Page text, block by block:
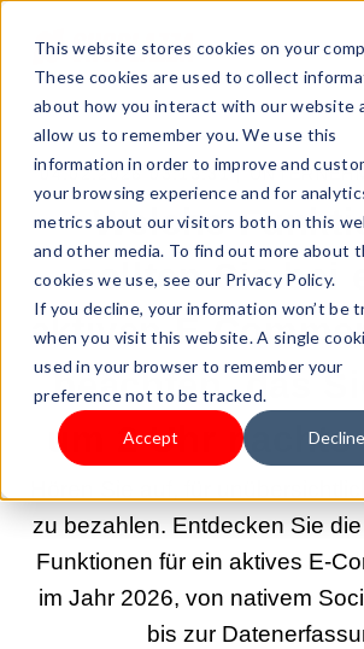
This website stores cookies on your
These cookies are used to collect
about how you interact with our website
allow us to remember you. We use this
information in order to improve and
your browsing experience and for
metrics about our visitors both on this
and other media. To find out more about
cookies we use, see our Privacy Policy.
If you decline, your information won’t be
when you visit this website. A single
used in your browser to remember your
preference not to be tracked.
Accept Decline
04.02.2026 03:13:31 |
Welche
sollten Sie bei
aktiven E-
beachten, das
um 2 Uhr
Hören Sie auf, für
zu bezahlen. Entdecken Sie
Funktionen für ein aktives E-
im Jahr 2026, von nativem
bis zur